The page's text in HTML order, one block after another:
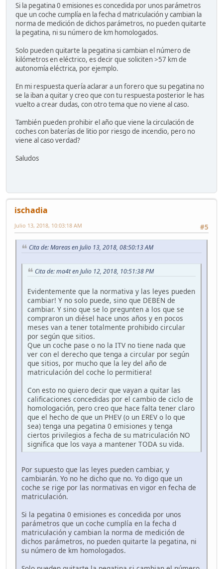
Si la pegatina 0 emisiones es concedida por unos parámetros
que un coche cumplía en la fecha d matriculación y cambian la
norma de medición de dichos parámetros, no pueden quitarte
la pegatina, ni su número de km homologados.
Solo pueden quitarte la pegatina si cambian el número de
kilómetros en eléctrico, es decir que soliciten >57 km de
autonomía eléctrica, por ejemplo.
En mi respuesta quería aclarar a un forero que su pegatina no
se la iban a quitar y creo que con tu respuesta posterior le has
vuelto a crear dudas, con otro tema que no viene al caso.
También pueden prohibir el año que viene la circulación de
coches con baterías de litio por riesgo de incendio, pero no
viene al caso verdad?
Saludos
ischadia
#5
Julio 13, 2018, 10:03:18 AM
Cita de: Mareas en Julio 13, 2018, 08:50:13 AM
Cita de: ma4t en Julio 12, 2018, 10:51:38 PM
Evidentemente que la normativa y las leyes pueden
cambiar! Y no solo puede, sino que DEBEN de
cambiar. Y sino que se lo pregunten a los que se
compraron un diésel hace unos años y en pocos
meses van a tener totalmente prohibido circular
por según que sitios.
Que un coche pase o no la ITV no tiene nada que
ver con el derecho que tenga a circular por según
que sitios, por mucho que la ley del año de
matriculación del coche lo permitiera!
Con esto no quiero decir que vayan a quitar las
calificaciones concedidas por el cambio de ciclo de
homologación, pero creo que hace falta tener claro
que el hecho de que un PHEV (o un EREV o lo que
sea) tenga una pegatina 0 emisiones y tenga
ciertos privilegios a fecha de su matriculación NO
significa que los vaya a mantener TODA su vida.
Por supuesto que las leyes pueden cambiar, y
cambiarán. Yo no he dicho que no. Yo digo que un
coche se rige por las normativas en vigor en fecha de
matriculación.
Si la pegatina 0 emisiones es concedida por unos
parámetros que un coche cumplía en la fecha d
matriculación y cambian la norma de medición de
dichos parámetros, no pueden quitarte la pegatina, ni
su número de km homologados.